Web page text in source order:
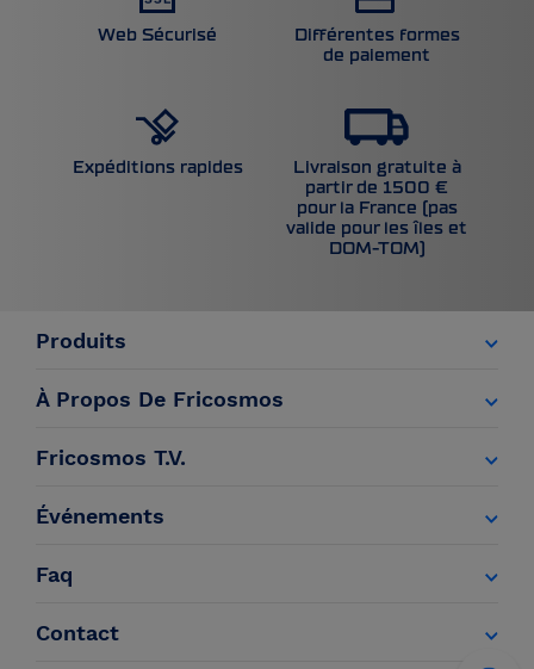
Web Sécurisé
Différentes formes
de paiement
Expéditions rapides
Livraison gratuite à
partir de 1500 €
pour la France (pas
valide pour les îles et
DOM-TOM)
Produits
À Propos De Fricosmos
Fricosmos T.V.
Événements
Faq
Contact